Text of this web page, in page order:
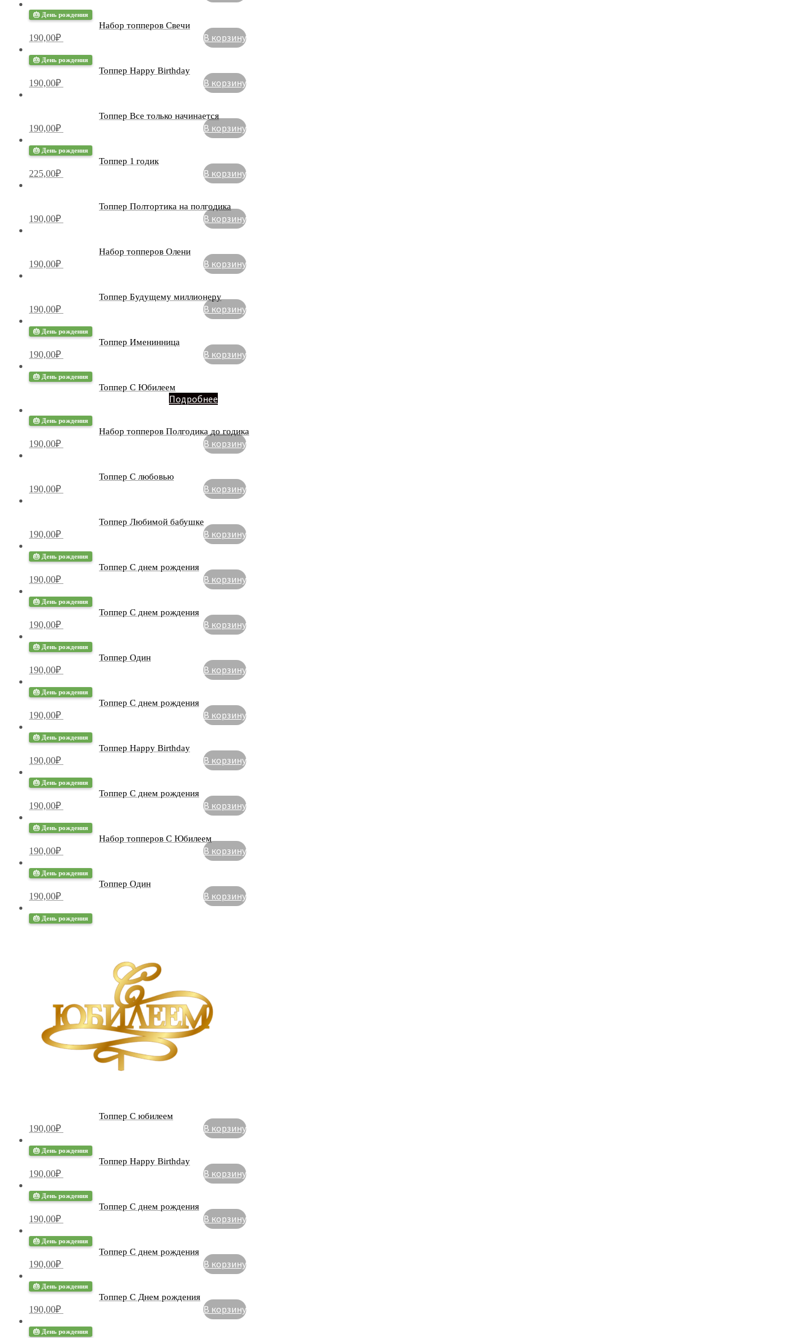
🎂 День рождения
Набор топперов Свечи
190,00₽ В корзину
🎂 День рождения
Топпер Happy Birthday
190,00₽ В корзину
Топпер Все только начинается
190,00₽ В корзину
🎂 День рождения
Топпер 1 годик
225,00₽ В корзину
Топпер Полтортика на полгодика
190,00₽ В корзину
Набор топперов Олени
190,00₽ В корзину
Топпер Будущему миллионеру
190,00₽ В корзину
🎂 День рождения
Топпер Именинница
190,00₽ В корзину
🎂 День рождения
Топпер С Юбилеем
Подробнее
🎂 День рождения
Набор топперов Полгодика до годика
190,00₽ В корзину
Топпер С любовью
190,00₽ В корзину
Топпер Любимой бабушке
190,00₽ В корзину
🎂 День рождения
Топпер С днем рождения
190,00₽ В корзину
🎂 День рождения
Топпер С днем ​​рождения
190,00₽ В корзину
🎂 День рождения
Топпер Один
190,00₽ В корзину
🎂 День рождения
Топпер С днем рождения
190,00₽ В корзину
🎂 День рождения
Топпер Happy Birthday
190,00₽ В корзину
🎂 День рождения
Топпер С днем рождения
190,00₽ В корзину
🎂 День рождения
Набор топперов С Юбилеем
190,00₽ В корзину
🎂 День рождения
Топпер Один
190,00₽ В корзину
🎂 День рождения
Топпер С юбилеем
190,00₽ В корзину
🎂 День рождения
Топпер Happy Birthday
190,00₽ В корзину
🎂 День рождения
Топпер С днем рождения
190,00₽ В корзину
🎂 День рождения
Топпер С днем рождения
190,00₽ В корзину
🎂 День рождения
Топпер С Днем рождения
190,00₽ В корзину
🎂 День рождения